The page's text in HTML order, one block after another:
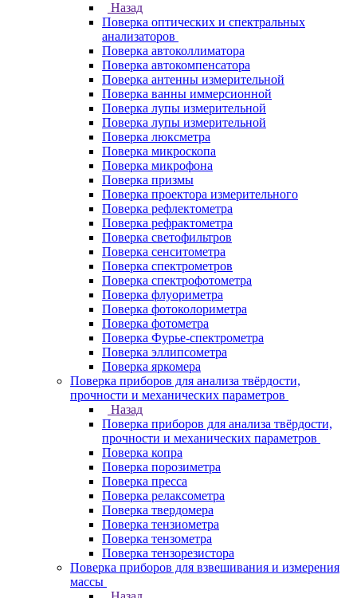
Назад
Поверка оптических и спектральных
анализаторов
Поверка автоколлиматора
Поверка автокомпенсатора
Поверка антенны измерительной
Поверка ванны иммерсионной
Поверка лупы измерительной
Поверка лупы измерительной
Поверка люксметра
Поверка микроскопа
Поверка микрофона
Поверка призмы
Поверка проектора измерительного
Поверка рефлектометра
Поверка рефрактометра
Поверка светофильтров
Поверка сенситометра
Поверка спектрометров
Поверка спектрофотометра
Поверка флуориметра
Поверка фотоколориметра
Поверка фотометра
Поверка Фурье-спектрометра
Поверка эллипсометра
Поверка яркомера
Поверка приборов для анализа твёрдости,
прочности и механических параметров
Назад
Поверка приборов для анализа твёрдости,
прочности и механических параметров
Поверка копра
Поверка порозиметра
Поверка пресса
Поверка релаксометра
Поверка твердомера
Поверка тензиометра
Поверка тензометра
Поверка тензорезистора
Поверка приборов для взвешивания и измерения
массы